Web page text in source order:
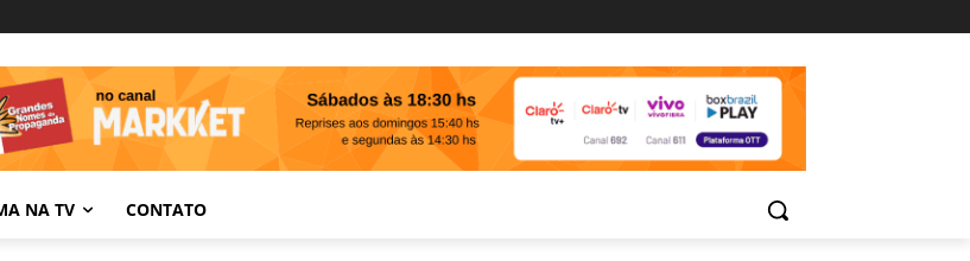
NA TV CONTATO